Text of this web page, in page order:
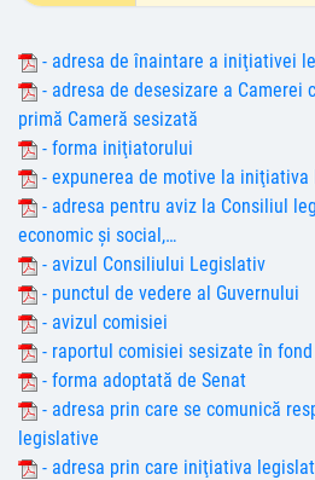
- adresa de înaintare a iniţiativei
- adresa de desesizare a Camerei
primă Cameră sesizată
- forma iniţiatorului
- expunerea de motive la
- adresa pentru aviz la Consiliul
economic şi social,…
- avizul Consiliului Legislativ
- punctul de vedere al Guvernului
- avizul comisiei
- raportul comisiei sesizate în fond
- forma adoptată de Senat
- adresa prin care se comunică
legislative
- adresa prin care iniţiativa